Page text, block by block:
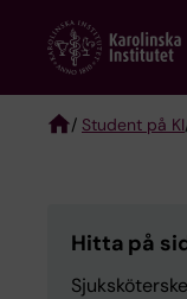
content
/ Student på KI
Hitta på